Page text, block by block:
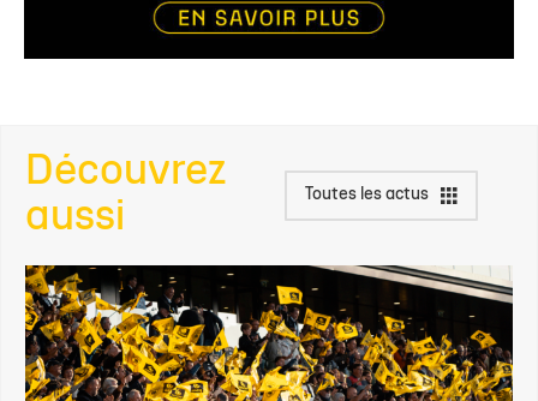
Découvrez
aussi
Toutes les actus